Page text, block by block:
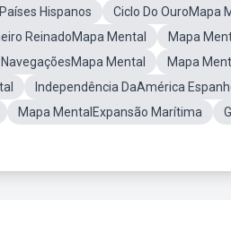
Hispanos
Ciclo Do OuroMapa
ReinadoMapa Mental
Mapa
Mental
Mapa
Independência DaAmérica
Mapa MentalExpansão Marítima